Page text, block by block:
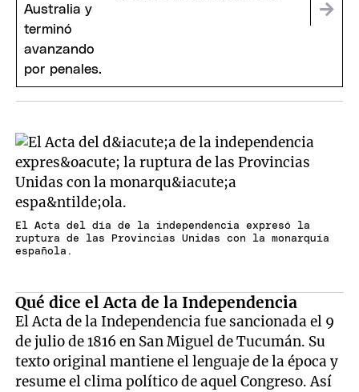
El Acta del día de la independencia expresó la
ruptura de las Provincias Unidas con la monarquía
española.
Qué dice el Acta de la Independencia
El Acta de la Independencia fue sancionada el 9
de julio de 1816 en San Miguel de Tucumán. Su
texto original mantiene el lenguaje de la época y
resume el clima político de aquel Congreso. Así